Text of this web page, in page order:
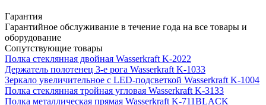
Гарантия
Гарантийное обслуживание в течение года на все товары и
оборудование
Сопутствующие товары
Полка стеклянная двойная Wasserkraft K-2022
Держатель полотенец 3-е рога Wasserkraft K-1033
Зеркало увеличительное с LED-подсветкой Wasserkraft K-1004
Полка стеклянная тройная угловая Wasserkraft K-3133
Полка металлическая прямая Wasserkraft K-711BLACK